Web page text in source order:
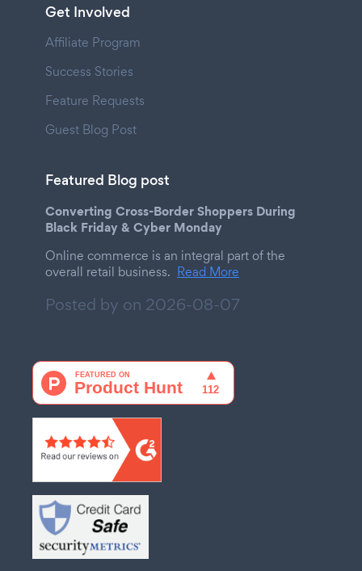
Get Involved
Affiliate Program
Success Stories
Feature Requests
Guest Blog Post
Featured Blog post
Converting Cross-Border Shoppers During
Black Friday & Cyber Monday
Online commerce is an integral part of the
overall retail business. Read More
Posted by on 2026-08-07